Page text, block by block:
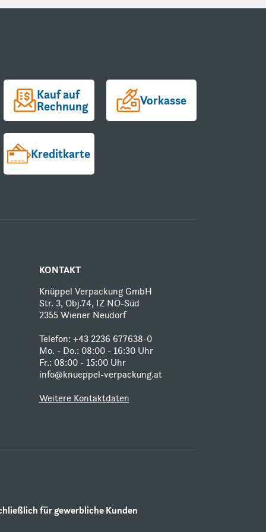
Kauf auf
Rechnung Vorkasse
Kreditkarte
KONTAKT
Knüppel Verpackung GmbH
Str. 3, Obj.74, IZ NÖ-Süd
2355 Wiener Neudorf
Telefon: +43 2236 677638-0
Mo. - Do.: 08:00 - 16:30 Uhr
Fr.: 08:00 - 15:00 Uhr
info@knueppel-verpackung.at
Weitere Kontaktdaten
für gewerbliche Kunden